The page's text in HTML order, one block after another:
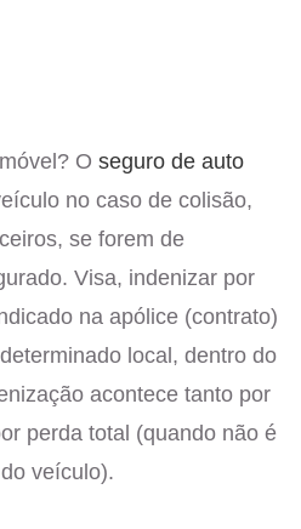
O seguro de auto
no caso de colisão,
se forem de
Visa, indenizar por
na apólice (contrato)
local, dentro do
acontece tanto por
perda total (quando não é
veículo).